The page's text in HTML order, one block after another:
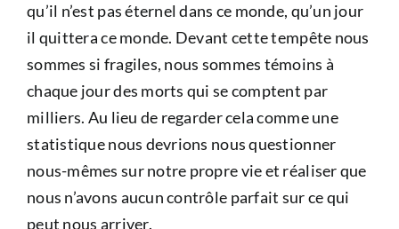
qu’il n’est pas éternel dans ce monde, qu’un jour
il quittera ce monde. Devant cette tempête nous
sommes si fragiles, nous sommes témoins à
chaque jour des morts qui se comptent par
milliers. Au lieu de regarder cela comme une
statistique nous devrions nous questionner
nous-mêmes sur notre propre vie et réaliser que
nous n’avons aucun contrôle parfait sur ce qui
peut nous arriver.